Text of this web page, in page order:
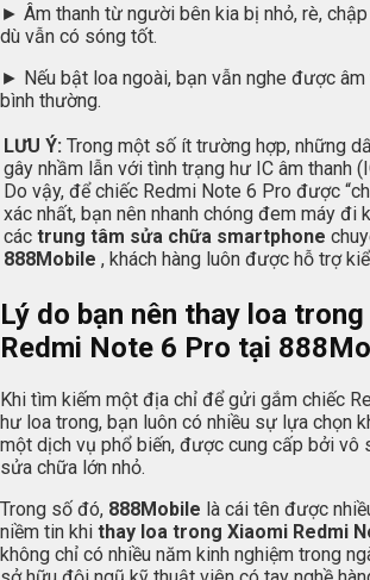
► Âm thanh từ người bên kia bị nhỏ, rè,
dù vẫn có sóng tốt.
► Nếu bật loa ngoài, bạn vẫn nghe được
bình thường.
LƯU Ý: Trong một số ít trường hợp, những
gây nhầm lẫn với tình trạng hư IC âm thanh
Do vậy, để chiếc Redmi Note 6 Pro được
xác nhất, bạn nên nhanh chóng đem máy đi
các trung tâm sửa chữa smartphone
888Mobile , khách hàng luôn được hỗ trợ
Lý do bạn nên thay loa
Redmi Note 6 Pro tại
Khi tìm kiếm một địa chỉ để gửi gắm chiếc
hư loa trong, bạn luôn có nhiều sự lựa chọn
một dịch vụ phổ biến, được cung cấp bởi vô
sửa chữa lớn nhỏ.
Trong số đó, 888Mobile là cái tên được
niềm tin khi thay loa trong Xiaomi Redmi
không chỉ có nhiều năm kinh nghiệm trong